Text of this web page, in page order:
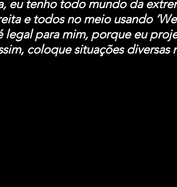
eu tenho todo mundo da
e todos no meio usando
legal para mim, porque eu
coloque situações diversas